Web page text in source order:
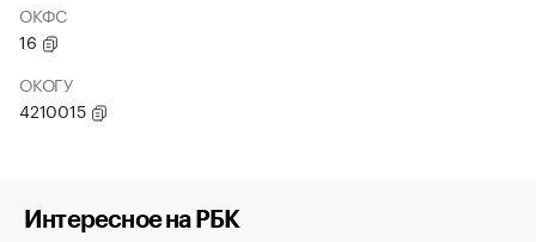
ОКФС
16
ОКОГУ
4210015
Интересное на РБК